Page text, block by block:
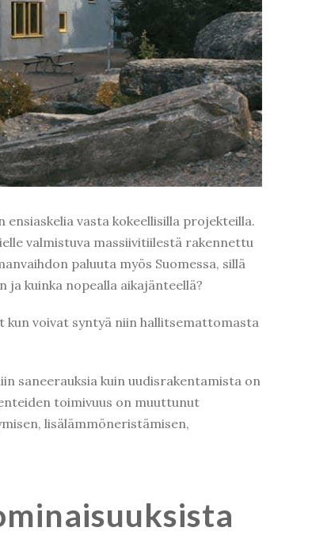
vasta kokeellisilla projekteilla.
valmistuva massiivitiilestä rakennettu
paluuta myös Suomessa, sillä
ja kuinka nopealla aikajänteellä?
kun voivat syntyä niin hallitsemattomasta
saneerauksia kuin uudisrakentamista on
toimivuus on muuttunut
lisälämmöneristämisen,